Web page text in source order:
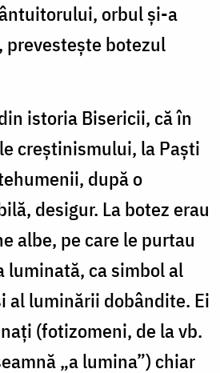
orbul şi-a
prevesteşte botezul
istoria Bisericii, că în
creştinismului, la Paşti
după o
desigur. La botez erau
albe, pe care le purtau
luminată, ca simbol al
al luminării dobândite. Ei
(fotizomeni, de la vb.
„a lumina”) chiar